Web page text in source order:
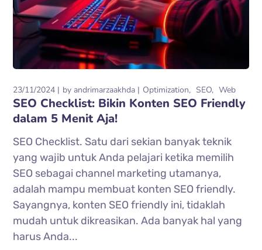
23/11/2024 by andrimarzaakhda Optimization SEO Web
SEO Checklist: Bikin Konten SEO Friendly
dalam 5 Menit Aja!
SEO Checklist. Satu dari sekian banyak teknik
yang wajib untuk Anda pelajari ketika memilih
SEO sebagai channel marketing utamanya,
adalah mampu membuat konten SEO friendly.
Sayangnya, konten SEO friendly ini, tidaklah
mudah untuk dikreasikan. Ada banyak hal yang
harus Anda...